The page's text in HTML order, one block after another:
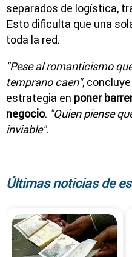
separados de logística,
Esto dificulta que una
toda la red.
"Pese al romanticismo
temprano caen",
estrategia en poner
negocio. "Quien piense
inviable".
Últimas noticias de